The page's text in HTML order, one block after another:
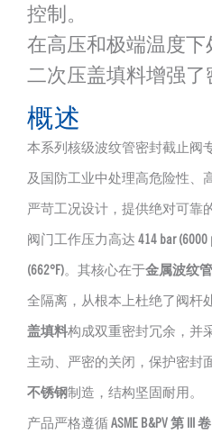
控制。
在高压和极端温度下
二次压盖填料增强了
概述
本系列核级波纹管密封截止阀
及国防工业中处理高危险性、
严苛工况设计，提供绝对可靠
阀门工作压力高达 414 bar (6000
(662°F)。其核心在于金属波纹
全隔离，从根本上杜绝了阀杆
盖填料构成双重密封冗余，并
主动、严密的关闭，保护密封
不锈钢制造，结构坚固耐用。
产品严格遵循ASME B&PV 第 III 卷